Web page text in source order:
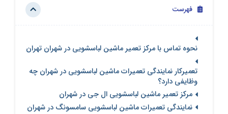
فهرست
نحوه تماس با مرکز تعمیر ماشین لباسشویی در شهران تهران
تعمیرکار نمایندگی تعمیرات ماشین لباسشویی در شهران چه
وظایفی دارد؟
مرکز تعمیر ماشین لباسشویی ال جی در شهران
نمایندگی تعمیرات ماشین لباسشویی سامسونگ در شهران